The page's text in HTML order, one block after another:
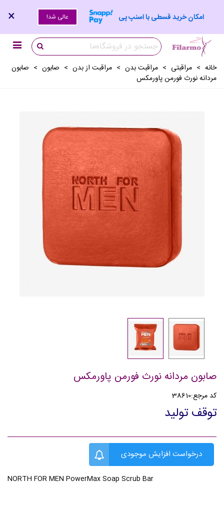
امکان خرید قسطی با اسنپ پی عالی شد! ×
خانه > مراقبتی > مراقبت بدن > مراقبت از بدن > صابون > صابون
مردانه نورث فورمن پاورمکس
صابون مردانه نورث فورمن پاورمکس
کد مرجع:38610
توقف تولید
درخواست افزایش موجودی
NORTH FOR MEN PowerMax Soap Scrub Bar